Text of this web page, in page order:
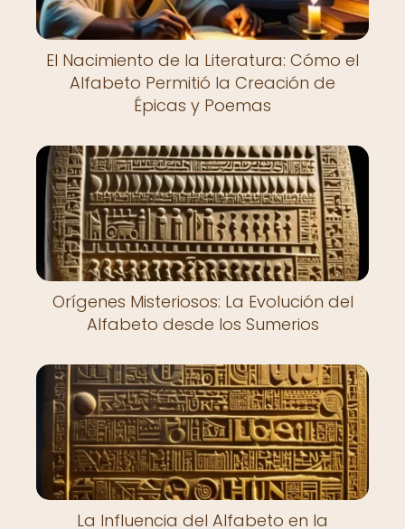
El Nacimiento de la Literatura: Cómo el
Alfabeto Permitió la Creación de
Épicas y Poemas
Orígenes Misteriosos: La Evolución del
Alfabeto desde los Sumerios
La Influencia del Alfabeto en la